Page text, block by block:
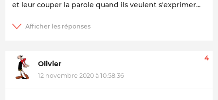
et leur couper la parole quand ils veulent s'exprimer...
Olivier
12 novembre 2020 à 10:58:36
4